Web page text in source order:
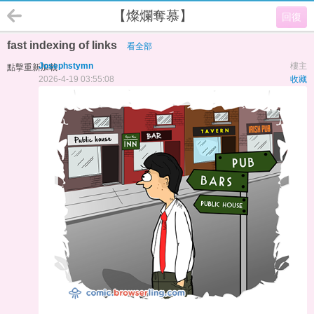
回復
【燦爛奪慕】
fast indexing of links 看全部
點擊重新加載 樓主
Josephstymn
收藏
2026-4-19 03:55:08